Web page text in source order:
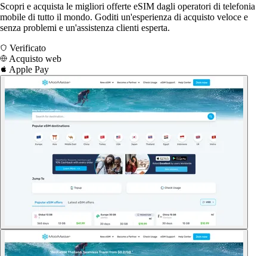
Scopri e acquista le migliori offerte eSIM dagli operatori di telefonia
mobile di tutto il mondo. Goditi un'esperienza di acquisto veloce e
senza problemi e un'assistenza clienti esperta.
Verificato
Acquisto web
Apple Pay